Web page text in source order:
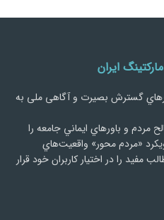
ایران
گسترش بصیرت و آگاهی ملی به
مردم و باورهاي ايماني جامعه را
«مردم‌ محور» واقعيت‌هاي
مفید را در اختیار کاربران خود قرار